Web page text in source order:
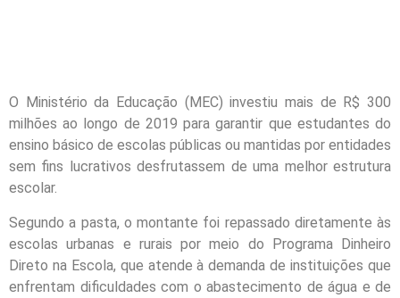
O Ministério da Educação (MEC) investiu mais de R$ 300
milhões ao longo de 2019 para garantir que estudantes do
ensino básico de escolas públicas ou mantidas por entidades
sem fins lucrativos desfrutassem de uma melhor estrutura
escolar.
Segundo a pasta, o montante foi repassado diretamente às
escolas urbanas e rurais por meio do Programa Dinheiro
Direto na Escola, que atende à demanda de instituições que
enfrentam dificuldades com o abastecimento de água e de